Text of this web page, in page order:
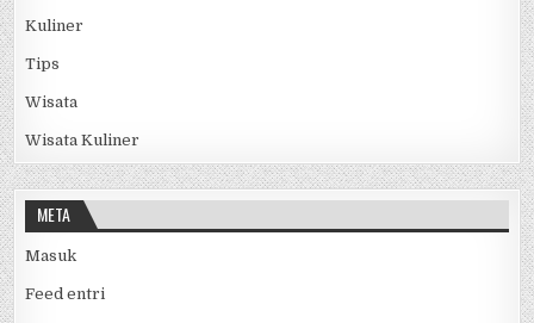
Info Travel
Kuliner
Tips
Wisata
Wisata Kuliner
META
Masuk